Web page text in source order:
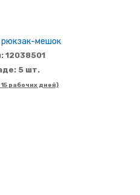
мешок
12038501
5 шт.
рабочих дней)